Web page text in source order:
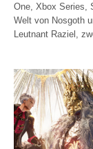
One, Xbox Series,
Welt von Nosgoth
Leutnant Raziel,